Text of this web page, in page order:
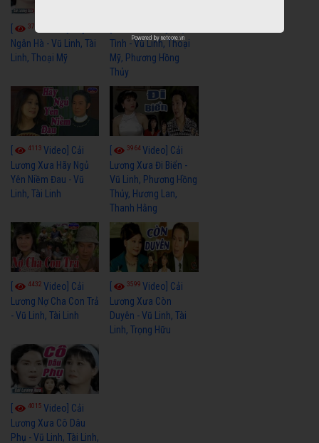
3766
Ngân Hà - Vũ Linh, Tài
Linh, Thoại Mỹ
Tình - Vũ Linh, Thoại
Mỹ, Phương Hồng
Thủy
4113 Video] Cải
Lương Xưa Hãy Ngủ
Yên Niềm Đau - Vũ
Linh, Tài Linh
3964Video] Cải
Lương Xưa Đi Biển -
Vũ Linh, Phương Hồng
Thủy, Hương Lan,
Thanh Hằng
4432 Video] Cải
Lương Nợ Cha Con Trả
- Vũ Linh, Tài Linh
3599Video] Cải
Lương Xưa Còn
Duyên - Vũ Linh, Tài
Linh, Trọng Hữu
[ 4015 Video] Cải
Lương Xưa Cô Dâu
Phụ - Vũ Linh, Tài Linh,
Powered by netcore.vn